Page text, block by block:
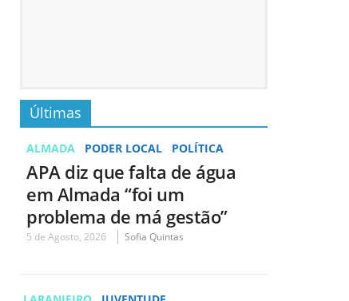
Últimas
ALMADA PODER LOCAL POLÍTICA
APA diz que falta de água
em Almada “foi um
problema de má gestão”
5 de Agosto, 2026 Sofia Quintas